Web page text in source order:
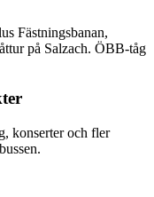
Fästningsbanan,
på Salzach. ÖBB-tåg
konserter och fler